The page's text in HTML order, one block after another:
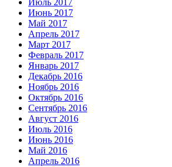
Июль 2017
Июнь 2017
Май 2017
Апрель 2017
Март 2017
Февраль 2017
Январь 2017
Декабрь 2016
Ноябрь 2016
Октябрь 2016
Сентябрь 2016
Август 2016
Июль 2016
Июнь 2016
Май 2016
Апрель 2016